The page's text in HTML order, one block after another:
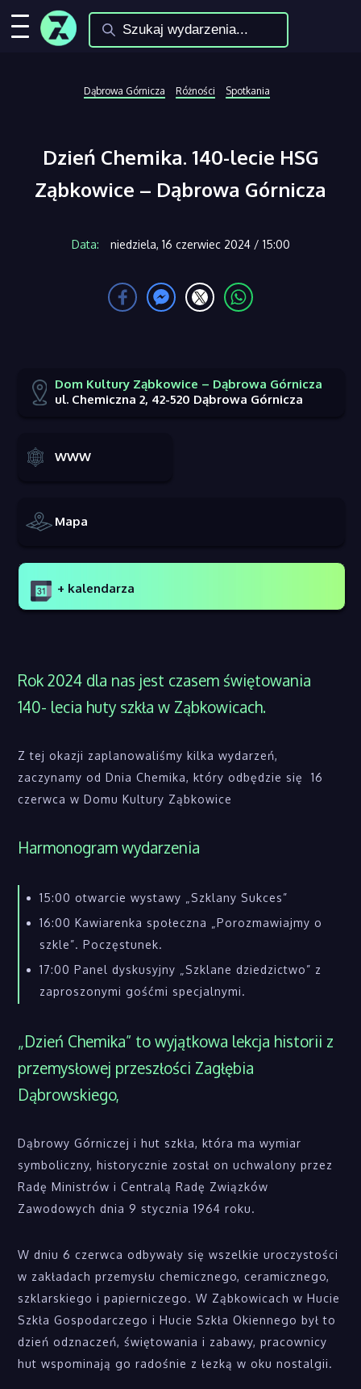
Dąbrowa Górnicza Różności Spotkania
Dzień Chemika. 140-lecie HSG
Ząbkowice – Dąbrowa Górnicza
Data: niedziela, 16 czerwiec 2024 / 15:00
Dom Kultury Ząbkowice – Dąbrowa Górnicza
ul. Chemiczna 2, 42-520 Dąbrowa Górnicza
WWW
Mapa
+ kalendarza
Rok 2024 dla nas jest czasem świętowania
140- lecia huty szkła w Ząbkowicach.
Z tej okazji zaplanowaliśmy kilka wydarzeń,
zaczynamy od Dnia Chemika, który odbędzie się 16
czerwca w Domu Kultury Ząbkowice
Harmonogram wydarzenia
15:00 otwarcie wystawy „Szklany Sukces”
16:00 Kawiarenka społeczna „Porozmawiajmy o
szkle”. Poczęstunek.
17:00 Panel dyskusyjny „Szklane dziedzictwo” z
zaproszonymi gośćmi specjalnymi.
„Dzień Chemika” to wyjątkowa lekcja historii z
przemysłowej przeszłości Zagłębia
Dąbrowskiego,
Dąbrowy Górniczej i hut szkła, która ma wymiar
symboliczny, historycznie został on uchwalony przez
Radę Ministrów i Centralą Radę Związków
Zawodowych dnia 9 stycznia 1964 roku.
W dniu 6 czerwca odbywały się wszelkie uroczystości
w zakładach przemysłu chemicznego, ceramicznego,
szklarskiego i papierniczego. W Ząbkowicach w Hucie
Szkła Gospodarczego i Hucie Szkła Okiennego był to
dzień odznaczeń, świętowania i zabawy, pracownicy
hut wspominają go radośnie z łezką w oku nostalgii.